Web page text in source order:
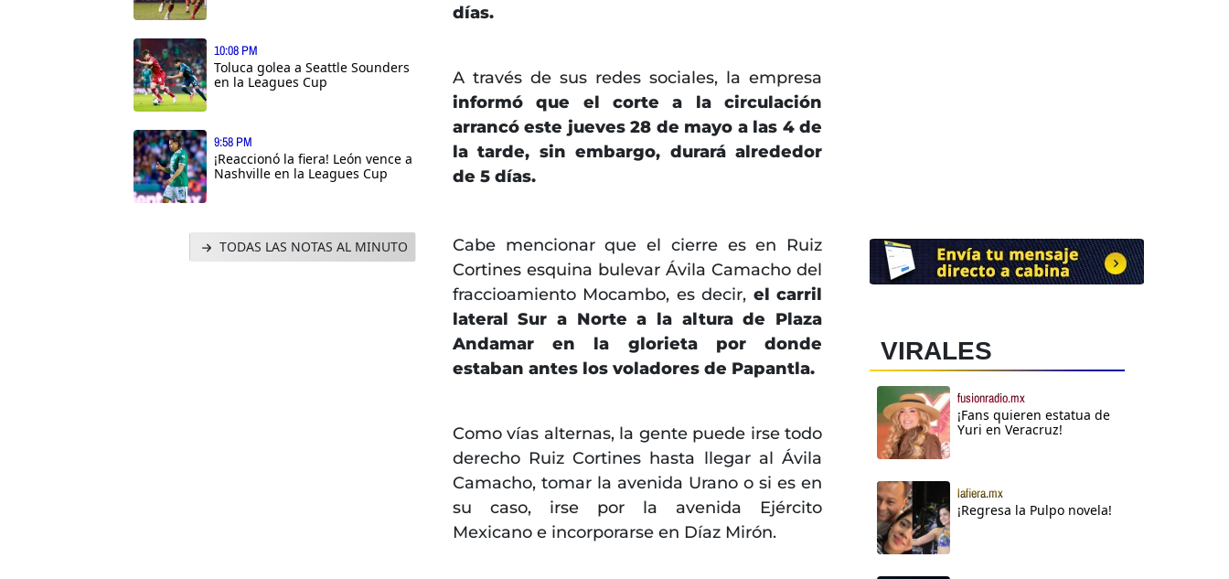
10:08 PM
Toluca golea a Seattle Sounders
en la Leagues Cup
9:58 PM
¡Reaccionó la fiera! León vence a
Nashville en la Leagues Cup
TODAS LAS NOTAS AL MINUTO
días.
A través de sus redes sociales, la empresa
informó que el corte a la circulación
arrancó este jueves 28 de mayo a las 4 de
la tarde, sin embargo, durará alrededor
de 5 días.
Cabe mencionar que el cierre es en Ruiz
Cortines esquina bulevar Ávila Camacho del
fraccioamiento Mocambo, es decir, el carril
lateral Sur a Norte a la altura de Plaza
Andamar en la glorieta por donde
estaban antes los voladores de Papantla.
Como vías alternas, la gente puede irse todo
derecho Ruiz Cortines hasta llegar al Ávila
Camacho, tomar la avenida Urano o si es en
su caso, irse por la avenida Ejército
Mexicano e incorporarse en Díaz Mirón.
VIRALES
fusionradio.mx
¡Fans quieren estatua de
Yuri en Veracruz!
lafiera.mx
¡Regresa la Pulpo novela!